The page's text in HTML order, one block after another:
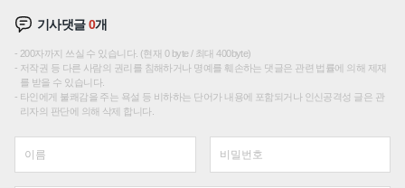
기사댓글0개
200자까지 쓰실 수 있습니다. (현재 0 byte / 최대 400byte)
저작권 등 다른 사람의 권리를 침해하거나 명예를 훼손하는 댓글은 관련 법률에 의해 제재
를 받을 수 있습니다.
타인에게 불쾌감을 주는 욕설 등 비하하는 단어가 내용에 포함되거나 인신공격성 글은 관
리자의 판단에 의해 삭제 합니다.